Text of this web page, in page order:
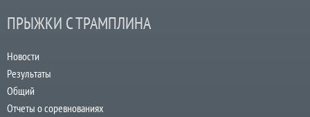
ПРЫЖКИ С ТРАМПЛИНА
Новости
Результаты
Общий
Отчеты о соревнованиях